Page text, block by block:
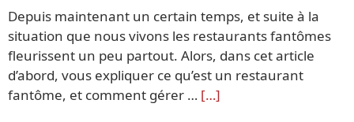
Depuis maintenant un certain temps, et suite à la
situation que nous vivons les restaurants fantômes
fleurissent un peu partout. Alors, dans cet article
d’abord, vous expliquer ce qu’est un restaurant
fantôme, et comment gérer … […]